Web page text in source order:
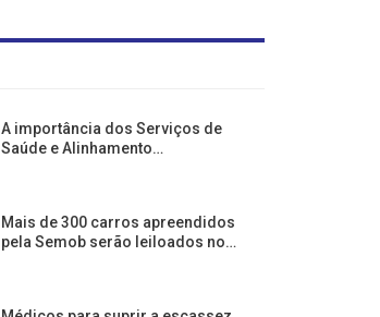
A importância dos Serviços de
Saúde e Alinhamento…
Mais de 300 carros apreendidos
pela Semob serão leiloados no…